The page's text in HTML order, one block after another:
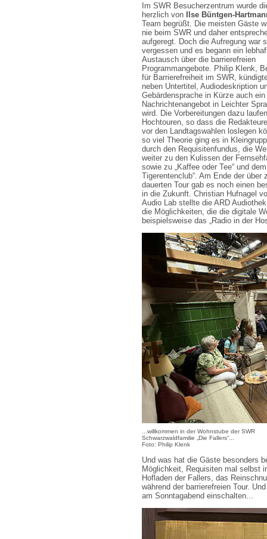
Im SWR Besucherzentrum wurde
herzlich von
Ilse Büntgen-
Team begrüßt. Die meisten Gäste
nie beim SWR und daher
aufgeregt. Doch die Aufregung war
vergessen und es begann ein
Austausch über die barrierefreien
Programmangebote. Philip Klenk,
für Barrierefreiheit im SWR,
neben Untertitel, Audiodeskription
Gebärdensprache in Kürze auch ein
Nachrichtenangebot in Leichter
wird. Die Vorbereitungen dazu
Hochtouren, so dass die
vor den Landtagswahlen loslegen
so viel Theorie ging es in
durch den Requisitenfundus, die
weiter zu den Kulissen der
sowie zu „Kaffee oder Tee“ und dem
Tigerentenclub“. Am Ende der über
dauerten Tour gab es noch einen
in die Zukunft. Christian Hufnagel
Audio Lab stellte die ARD
die Möglichkeiten, die die digitale
beispielsweise das „Radio in der
...willkommen in der Wohnstube der SWR
Schwarzwaldfamilie „Die Fallers“...
Foto: Philip Klenk
Und was hat die Gäste besonders
Möglichkeit, Requisiten mal selbst
Hofladen der Fallers, das
während der barrierefreien Tour.
am Sonntagabend einschalten...